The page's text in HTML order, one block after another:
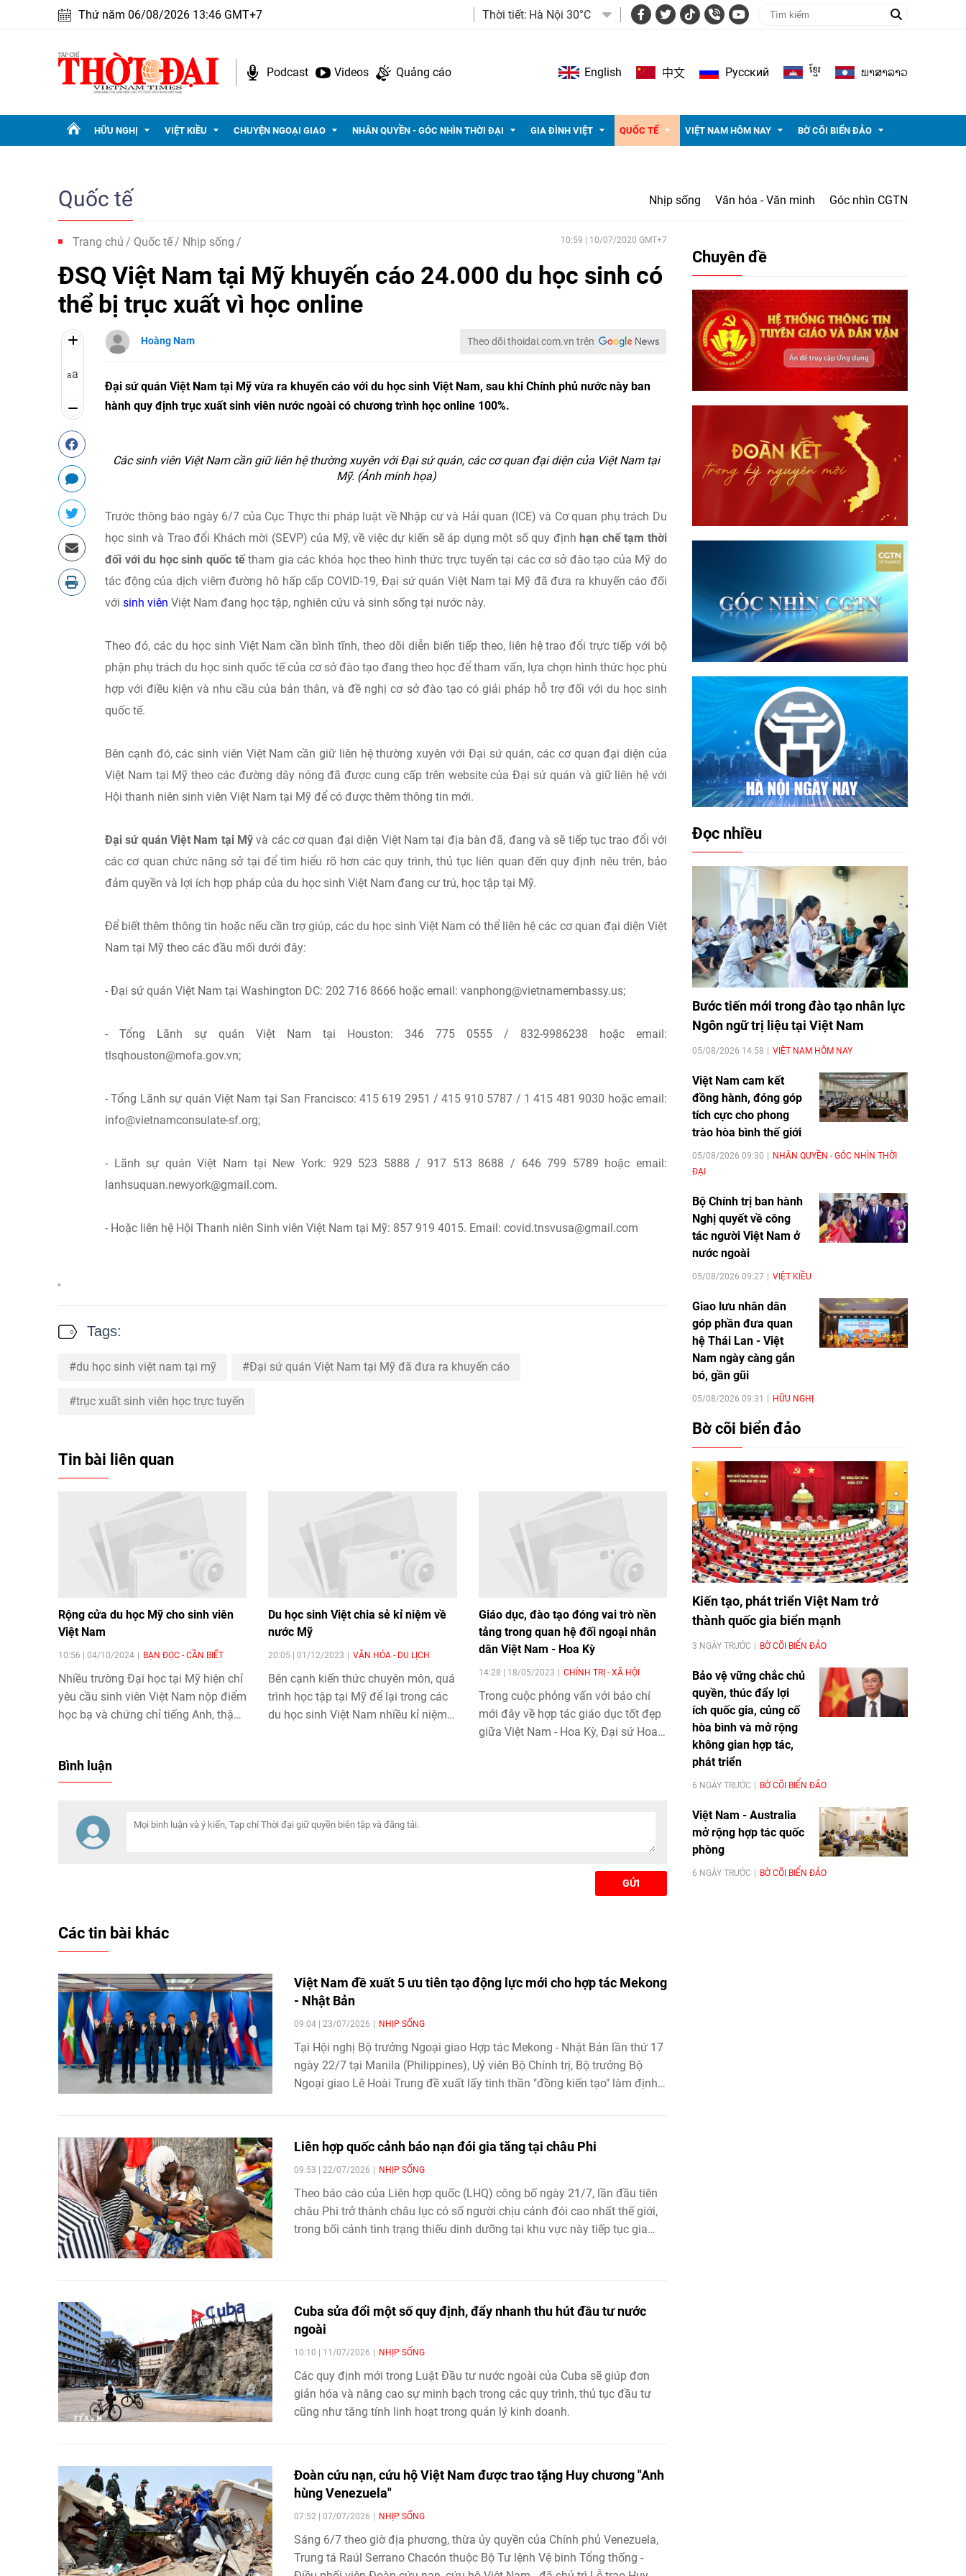
Thứ năm 06/08/2026 13:46 GMT+7 Thời tiết: Hà Nội 30°C
Podcast Videos Quảng cáo English 中文 Pусский ខ្មែរ ພາ​ສາ​ລາວ
HỮU NGHỊ VIỆT KIỀU CHUYỆN NGOẠI GIAO NHÂN QUYỀN - GÓC NHÌN THỜI ĐẠI GIA ĐÌNH VIỆT QUỐC TẾ VIỆT NAM HÔM NAY BỜ CÕI BIỂN ĐẢO
Quốc tế Nhịp sống Văn hóa - Văn minh Góc nhìn CGTN
Trang chủ Quốc tế Nhịp sống 10:59 | 10/07/2020 GMT+7
ĐSQ Việt Nam tại Mỹ khuyến cáo 24.000 du học sinh có
thể bị trục xuất vì học online
aa
Hoàng Nam Theo dõi thoidai.com.vn trên
Đại sứ quán Việt Nam tại Mỹ vừa ra khuyến cáo với du học sinh Việt Nam, sau khi Chính phủ nước này ban
hành quy định trục xuất sinh viên nước ngoài có chương trình học online 100%.
Các sinh viên Việt Nam cần giữ liên hệ thường xuyên với Đại sứ quán, các cơ quan đại diện của Việt Nam tại
Mỹ. (Ảnh minh họa)
Trước thông báo ngày 6/7 của Cục Thực thi pháp luật về Nhập cư và Hải quan (ICE) và Cơ quan phụ trách Du
học sinh và Trao đổi Khách mời (SEVP) của Mỹ, về việc dự kiến sẽ áp dụng một số quy địnhhạn chế tạm thời
đối với du học sinh quốc tếtham gia các khóa học theo hình thức trực tuyến tại các cơ sở đào tạo của Mỹ do
tác động của dịch viêm đường hô hấp cấp COVID-19, Đại sứ quán Việt Nam tại Mỹ đã đưa ra khuyến cáo đối
với sinh viên Việt Nam đang học tập, nghiên cứu và sinh sống tại nước này.
Theo đó, các du học sinh Việt Nam cần bình tĩnh, theo dõi diễn biến tiếp theo, liên hệ trao đổi trực tiếp với bộ
phận phụ trách du học sinh quốc tế của cơ sở đào tạo đang theo học để tham vấn, lựa chọn hình thức học phù
hợp với điều kiện và nhu cầu của bản thân, và đề nghị cơ sở đào tạo có giải pháp hỗ trợ đối với du học sinh
quốc tế.
Bên cạnh đó, các sinh viên Việt Nam cần giữ liên hệ thường xuyên với Đại sứ quán, các cơ quan đại diện của
Việt Nam tại Mỹ theo các đường dây nóng đã được cung cấp trên website của Đại sứ quán và giữ liên hệ với
Hội thanh niên sinh viên Việt Nam tại Mỹ để có được thêm thông tin mới.
Đại sứ quán Việt Nam tại Mỹ và các cơ quan đại diện Việt Nam tại địa bàn đã, đang và sẽ tiếp tục trao đổi với
các cơ quan chức năng sở tại để tìm hiểu rõ hơn các quy trình, thủ tục liên quan đến quy định nêu trên, bảo
đảm quyền và lợi ích hợp pháp của du học sinh Việt Nam đang cư trú, học tập tại Mỹ.
Để biết thêm thông tin hoặc nếu cần trợ giúp, các du học sinh Việt Nam có thể liên hệ các cơ quan đại diện Việt
Nam tại Mỹ theo các đầu mối dưới đây:
- Đại sứ quán Việt Nam tại Washington DC: 202 716 8666 hoặc email: vanphong@vietnamembassy.us;
- Tổng Lãnh sự quán Việt Nam tại Houston: 346 775 0555 / 832-9986238 hoặc email:
tlsqhouston@mofa.gov.vn;
- Tổng Lãnh sự quán Việt Nam tại San Francisco: 415 619 2951 / 415 910 5787 / 1 415 481 9030 hoặc email:
info@vietnamconsulate-sf.org;
- Lãnh sự quán Việt Nam tại New York: 929 523 5888 / 917 513 8688 / 646 799 5789 hoặc email:
lanhsuquan.newyork@gmail.com.
- Hoặc liên hệ Hội Thanh niên Sinh viên Việt Nam tại Mỹ: 857 919 4015. Email: covid.tnsvusa@gmail.com
Tags:
du học sinh việt nam tại mỹ Đại sứ quán Việt Nam tại Mỹ đã đưa ra khuyến cáo
trục xuất sinh viên học trực tuyến
Tin bài liên quan
Rộng cửa du học Mỹ cho sinh viên
Việt Nam
10:56 | 04/10/2024 BẠN ĐỌC - CẦN BIẾT
Nhiều trường Đại học tại Mỹ hiện chỉ
yêu cầu sinh viên Việt Nam nộp điểm
học bạ và chứng chỉ tiếng Anh, thậm
Du học sinh Việt chia sẻ kỉ niệm về
nước Mỹ
20:05 | 01/12/2023 VĂN HÓA - DU LỊCH
Bên cạnh kiến thức chuyên môn, quá
trình học tập tại Mỹ để lại trong các
du học sinh Việt Nam nhiều kỉ niệm
Giáo dục, đào tạo đóng vai trò nền
tảng trong quan hệ đối ngoại nhân
dân Việt Nam - Hoa Kỳ
14:28 | 18/05/2023 CHÍNH TRỊ - XÃ HỘI
Trong cuộc phỏng vấn với báo chí
mới đây về hợp tác giáo dục tốt đẹp
giữa Việt Nam - Hoa Kỳ, Đại sứ Hoa
Bình luận
GỬI
Các tin bài khác
Việt Nam đề xuất 5 ưu tiên tạo động lực mới cho hợp tác Mekong
- Nhật Bản
09:04 | 23/07/2026 NHỊP SỐNG
Tại Hội nghị Bộ trưởng Ngoại giao Hợp tác Mekong - Nhật Bản lần thứ 17
ngày 22/7 tại Manila (Philippines), Uỷ viên Bộ Chính trị, Bộ trưởng Bộ
Ngoại giao Lê Hoài Trung đề xuất lấy tinh thần "đồng kiến tạo" làm định
Liên hợp quốc cảnh báo nạn đói gia tăng tại châu Phi
09:53 | 22/07/2026 NHỊP SỐNG
Theo báo cáo của Liên hợp quốc (LHQ) công bố ngày 21/7, lần đầu tiên
châu Phi trở thành châu lục có số người chịu cảnh đói cao nhất thế giới,
trong bối cảnh tình trạng thiếu dinh dưỡng tại khu vực này tiếp tục gia
Cuba sửa đổi một số quy định, đẩy nhanh thu hút đầu tư nước
ngoài
10:10 | 11/07/2026 NHỊP SỐNG
Các quy định mới trong Luật Đầu tư nước ngoài của Cuba sẽ giúp đơn
giản hóa và nâng cao sự minh bạch trong các quy trình, thủ tục đầu tư
cũng như tăng tính linh hoạt trong quản lý kinh doanh.
Đoàn cứu nạn, cứu hộ Việt Nam được trao tặng Huy chương "Anh
hùng Venezuela"
07:52 | 07/07/2026 NHỊP SỐNG
Sáng 6/7 theo giờ địa phương, thừa ủy quyền của Chính phủ Venezuela,
Trung tá Raúl Serrano Chacón thuộc Bộ Tư lệnh Vệ binh Tổng thống -
Chuyên đề
Đọc nhiều
Bước tiến mới trong đào tạo nhân lực
Ngôn ngữ trị liệu tại Việt Nam
05/08/2026 14:58 VIỆT NAM HÔM NAY
Việt Nam cam kết
đồng hành, đóng góp
tích cực cho phong
trào hòa bình thế giới
05/08/2026 09:30
NHÂN QUYỀN - GÓC NHÌN THỜI
ĐẠI
Bộ Chính trị ban hành
Nghị quyết về công
tác người Việt Nam ở
nước ngoài
05/08/2026 09:27 VIỆT KIỀU
Giao lưu nhân dân
góp phần đưa quan
hệ Thái Lan - Việt
Nam ngày càng gắn
bó, gần gũi
05/08/2026 09:31 HỮU NGHỊ
Bờ cõi biển đảo
Kiến tạo, phát triển Việt Nam trở
thành quốc gia biển mạnh
3 NGÀY TRƯỚC BỜ CÕI BIỂN ĐẢO
Bảo vệ vững chắc chủ
quyền, thúc đẩy lợi
ích quốc gia, củng cố
hòa bình và mở rộng
không gian hợp tác,
phát triển
6 NGÀY TRƯỚC BỜ CÕI BIỂN ĐẢO
Việt Nam - Australia
mở rộng hợp tác quốc
phòng
6 NGÀY TRƯỚC BỜ CÕI BIỂN ĐẢO